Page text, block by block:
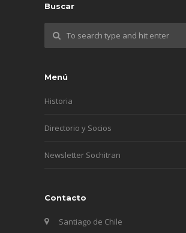
Buscar
Menú
Historia
Directorio y Socios
Newsletter Sochitran
Contacto
Santiago de Chile